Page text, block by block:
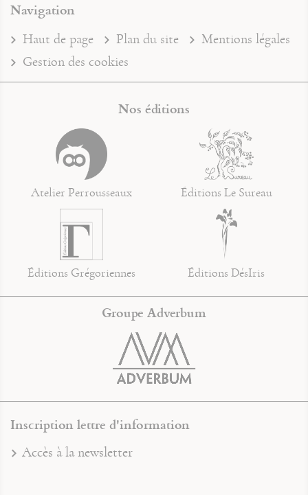
Navigation
Haut de page Plan du site
Mentions légales
Gestion des cookies
Nos éditions
Atelier Perrousseaux Éditions Le Sureau
Éditions Grégoriennes Éditions DésIris
Groupe Adverbum
Inscription lettre d'information
Accès à la newsletter